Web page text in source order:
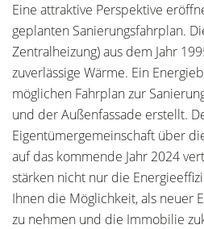
Eine attraktive Perspektive
geplanten Sanierungsfahrplan.
Zentralheizung) aus dem Jahr
zuverlässige Wärme. Ein
möglichen Fahrplan zur
und der Außenfassade erstellt.
Eigentümergemeinschaft über
auf das kommende Jahr 2024
stärken nicht nur die
Ihnen die Möglichkeit, als neuer
zu nehmen und die Immobilie